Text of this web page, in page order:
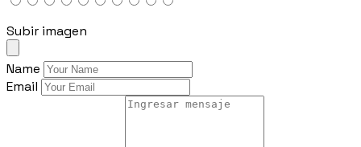
Subir imagen
Name
Email